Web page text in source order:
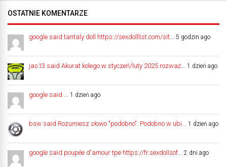
OSTATNIE KOMENTARZE
google said tantaly doll https://sexdolllist.com/sit... 5 godzin ago
jas13 said Akurat kolego w styczeń/luty 2025 rozważ... 1 dzień ago
google said ... 1 dzień ago
bsw said Rozumiesz słowo "podobno". Podobno w ubi... 1 dzień ago
google said poupée d'amour tpe https://fr.sexdollsof... 2 dni ago